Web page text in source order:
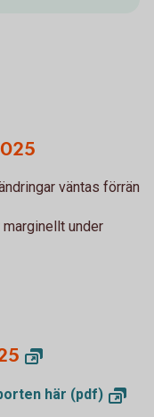
väntas förrän
under
här (pdf)